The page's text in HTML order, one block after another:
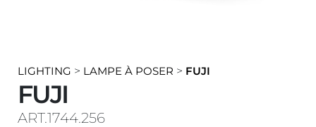
LIGHTING > LAMPE À POSER > FUJI
FUJI
ART.1744.256